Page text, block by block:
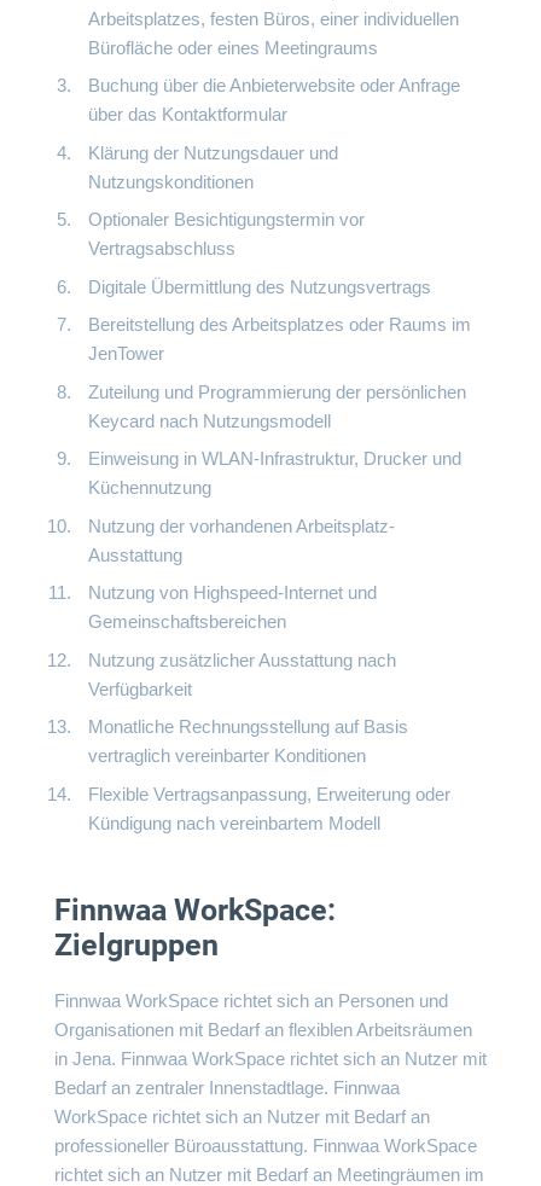
Arbeitsplatzes, festen Büros, einer individuellen
Bürofläche oder eines Meetingraums
Buchung über die Anbieterwebsite oder Anfrage
über das Kontaktformular
Klärung der Nutzungsdauer und
Nutzungskonditionen
Optionaler Besichtigungstermin vor
Vertragsabschluss
Digitale Übermittlung des Nutzungsvertrags
Bereitstellung des Arbeitsplatzes oder Raums im
JenTower
Zuteilung und Programmierung der persönlichen
Keycard nach Nutzungsmodell
Einweisung in WLAN-Infrastruktur, Drucker und
Küchennutzung
Nutzung der vorhandenen Arbeitsplatz-
Ausstattung
Nutzung von Highspeed-Internet und
Gemeinschaftsbereichen
Nutzung zusätzlicher Ausstattung nach
Verfügbarkeit
Monatliche Rechnungsstellung auf Basis
vertraglich vereinbarter Konditionen
Flexible Vertragsanpassung, Erweiterung oder
Kündigung nach vereinbartem Modell
Finnwaa WorkSpace:
Zielgruppen
Finnwaa WorkSpace richtet sich an Personen und
Organisationen mit Bedarf an flexiblen Arbeitsräumen
in Jena. Finnwaa WorkSpace richtet sich an Nutzer mit
Bedarf an zentraler Innenstadtlage. Finnwaa
WorkSpace richtet sich an Nutzer mit Bedarf an
professioneller Büroausstattung. Finnwaa WorkSpace
richtet sich an Nutzer mit Bedarf an Meetingräumen im